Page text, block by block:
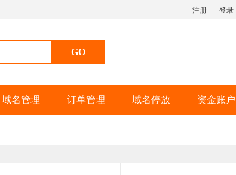
注册 登录
域名管理 订单管理 域名停放 资金账户